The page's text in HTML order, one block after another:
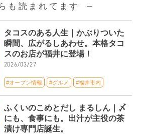
も読まれてます
タコスのある人生｜かぶりついた
瞬間、広がるしあわせ。本格タコ
スのお店が福井に登場！
2026/03/27
#オープン情報 #グルメ #福井市内
ふくいのこめとだし まるしん｜〆
にも、食事にも。出汁が主役の茶
漬け専門店誕生。